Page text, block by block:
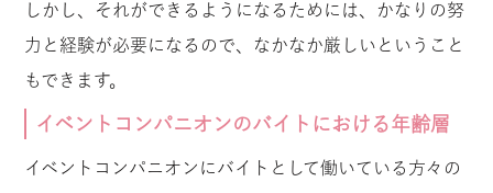
しかし、それができるようになるためには、かなりの努
力と経験が必要になるので、なかなか厳しいということ
もできます。
イベントコンパニオンのバイトにおける年齢層
イベントコンパニオンにバイトとして働いている方々の